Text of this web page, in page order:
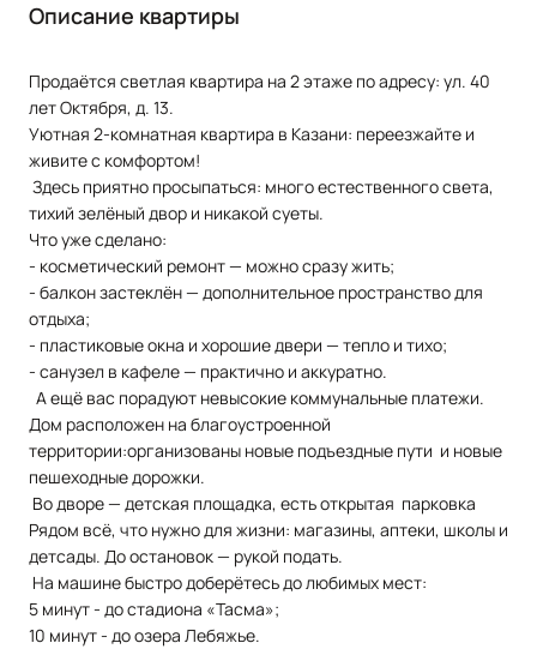
Описание квартиры
Продаётся светлая квартира на 2 этаже по адресу: ул. 40
лет Октября, д. 13.
Уютная 2‑комнатная квартира в Казани: переезжайте и
живите с комфортом!
Здесь приятно просыпаться: много естественного света,
тихий зелёный двор и никакой суеты.
Что уже сделано:
- косметический ремонт — можно сразу жить;
- балкон застеклён — дополнительное пространство для
отдыха;
- пластиковые окна и хорошие двери — тепло и тихо;
- санузел в кафеле — практично и аккуратно.
А ещё вас порадуют невысокие коммунальные платежи.
Дом расположен на благоустроенной
территории:организованы новые подъездные пути и новые
пешеходные дорожки.
Во дворе — детская площадка, есть открытая парковка
Рядом всё, что нужно для жизни: магазины, аптеки, школы и
детсады. До остановок — рукой подать.
На машине быстро доберётесь до любимых мест:
5 минут - до стадиона «Тасма»;
10 минут - до озера Лебяжье.